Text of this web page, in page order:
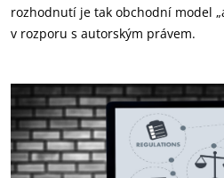
rozhodnutí je tak obchodní model
v rozporu s autorským právem.